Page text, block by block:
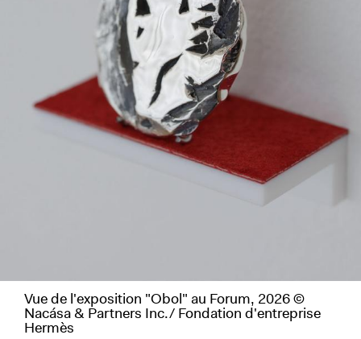
Vue de l'exposition "Obol" au Forum, 2026 ©
Nacása & Partners Inc./ Fondation d'entreprise
Hermès